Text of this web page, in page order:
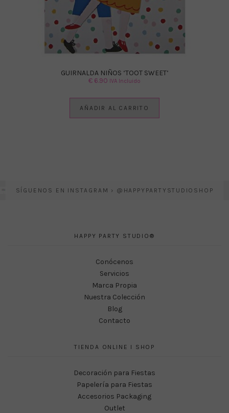
GUIRNALDA NIÑOS ‘TOOT SWEET’
€ 6.90 IVA Incluido
AÑADIR AL CARRITO
SÍGUENOS EN INSTAGRAM › @HAPPYPARTYSTUDIOSHOP
HAPPY PARTY STUDIO®
Conócenos
Servicios
Marca Propia
Nuestra Colección
Blog
Contacto
TIENDA ONLINE I SHOP
Decoración para Fiestas
Papelería para Fiestas
Accesorios Packaging
Outlet